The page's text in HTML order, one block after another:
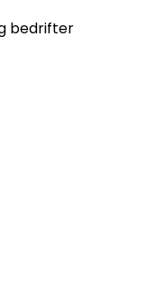
bedrifter